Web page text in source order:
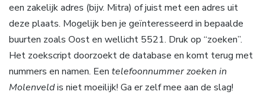
een zakelijk adres (bijv. Mitra) of juist met een adres uit
deze plaats. Mogelijk ben je geïnteresseerd in bepaalde
buurten zoals Oost en wellicht 5521. Druk op “zoeken”.
Het zoekscript doorzoekt de database en komt terug met
nummers en namen. Een telefoonnummer zoeken in
Molenveldis niet moeilijk! Ga er zelf mee aan de slag!